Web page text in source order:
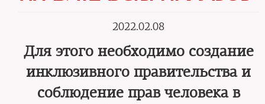
2022.02.08
Для этого необходимо создание
инклюзивного правительства и
соблюдение прав человека в